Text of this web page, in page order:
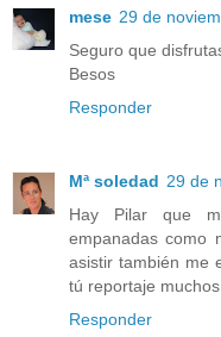
mese 29 de
Seguro que
Besos
Responder
Mª soledad 29 de
Hay Pilar que
empanadas como
asistir también me
tú reportaje muchos
Responder